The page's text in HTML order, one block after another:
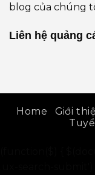
blog của chúng
Liên hệ quảng
Home Giới